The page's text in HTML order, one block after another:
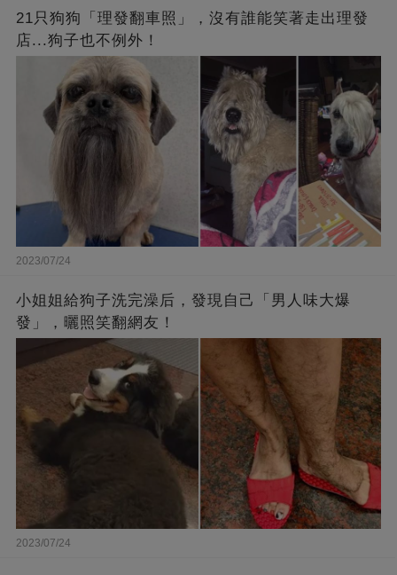
21只狗狗「理發翻車照」，沒有誰能笑著走出理發
店...狗子也不例外！
2023/07/24
小姐姐給狗子洗完澡后，發現自己「男人味大爆
發」，曬照笑翻網友！
2023/07/24